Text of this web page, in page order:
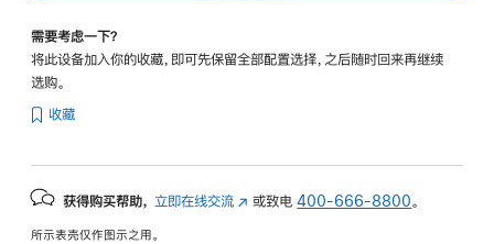
需要考虑一下？
将此设备加入你的收藏，即可先保留全部配置选择，之后随时回来再继续
选购。
收藏
获得购买帮助， 立即在线交流 (在 或致电400-666-8800 。
所示表壳仅作图示之用。